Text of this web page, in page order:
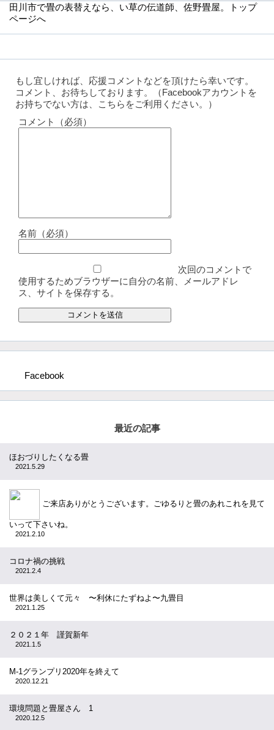
田川市で畳の表替えなら
、い草の伝道師、佐野畳屋。トップ
ページへ
もし宜しければ、応援コメントなどを頂けたら幸いです。
コメント、お待ちしております。（Facebookアカウントを
お持ちでない方は、こちらをご利用ください。）
コメント（必須）
名前（必須）
次回のコメントで
使用するためブラウザーに自分の名前、メールアドレ
ス、サイトを保存する。
Facebook
最近の記事
ほおづりしたくなる畳
2021.5.29
ご来店ありがとうございます。ごゆるりと畳のあれこれを見て
いって下さいね。
2021.2.10
コロナ禍の挑戦
2021.2.4
世界は美しくて元々 〜利休にたずねよ〜九畳目
2021.1.25
２０２１年 謹賀新年
2021.1.5
M-1グランプリ2020年を終えて
2020.12.21
環境問題と畳屋さん 1
2020.12.5